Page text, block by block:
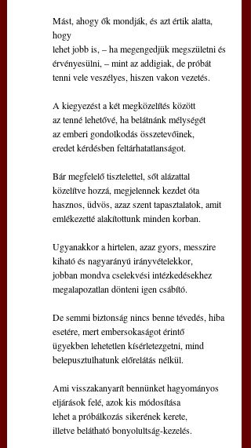
Mást, ahogy ők mondják, és azt értik alatta,
hogy
lehet jobb is, – ha megengedjük megszületni és
érvényesülni, – mint az addigiak, de próbát
tenni vele veszélyes, hiszen vakon vezetés.
A kiegyezést a két megközelítés között
az tenné lehetővé, ha belátnánk mélységét
az emberi gondolkodás összetevőinek,
eredet kérdésben feltárhatatlanságot.
Bár megfelelő tisztelettel, sőt alázattal
közelítve hozzá, megjelennek kezdet óta
hasznos, üdvös, azaz szent tapasztalatok, amit
emlékezetté alakítottunk minden korban.
Ugyanakkor a hirtelen, azaz gyors, messzire
kiható és nagyarányú irányvételekkor,
jobban mondva cselekvési intézkedésekhez
megalapozatlan dönteni igen csábító.
De semmi biztonság nincs benne tévedés, hiba
esetére, mert embersokaságot érintő
ügyekben lehetetlen kísérletezgetni, mind
belepusztulhatunk előrelátás nélkül.
Ami visszakanyarít bennünket hagyományos
eljárások felé, azok kis módosítása
lehet a próbálkozás sikerének kerete,
illetve belátható bonyolultság-kezelés.